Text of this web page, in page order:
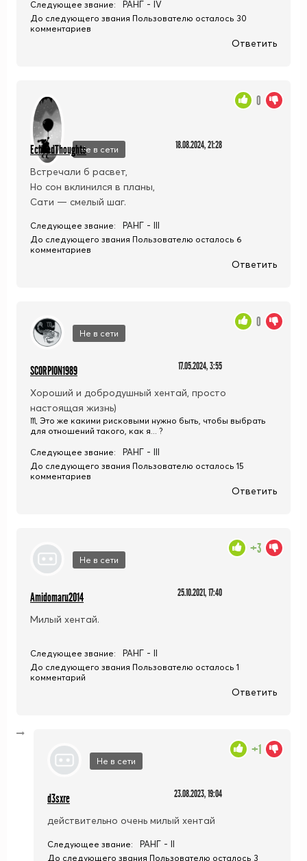
Следующее звание: РАНГ - IV
До следующего звания Пользователю осталось 30
комментариев
Ответить
Не в сети
EchoedThoughts 18.08.2024, 21:28
Встречали б расвет,
Но сон вклинился в планы,
Сати — смелый шаг.
0
Следующее звание: РАНГ - III
До следующего звания Пользователю осталось 6
комментариев
Ответить
Не в сети
SCORPION1989 17.05.2024, 3:55
Хороший и добродушный хентай, просто
настоящая жизнь)
♏ Это же какими рисковыми нужно быть, чтобы выбрать
для отношений такого, как я... ?
0
Следующее звание: РАНГ - III
До следующего звания Пользователю осталось 15
комментариев
Ответить
Не в сети
Amidomaru2014 25.10.2021, 17:40
Милый хентай.
+3
Следующее звание: РАНГ - II
До следующего звания Пользователю осталось 1
комментарий
Ответить
Не в сети
d3sxre 23.08.2023, 19:04
действительно очень милый хентай
+1
Следующее звание: РАНГ - II
До следующего звания Пользователю осталось 3